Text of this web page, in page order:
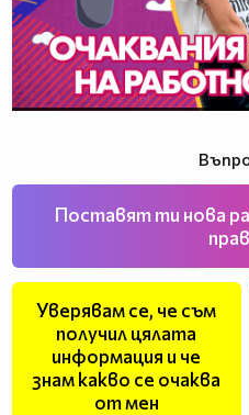
Поставят ти нова
Уверявам се, че съм
получил цялата
информация и че
знам какво се очаква
от мен